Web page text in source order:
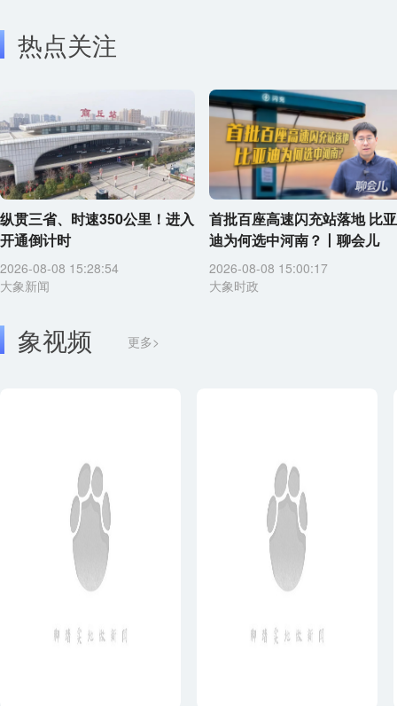
热点关注
纵贯三省、时速350公里！进入
开通倒计时
2026-08-08 15:28:54
大象新闻
首批百座高速闪充站落地 比亚
迪为何选中河南？丨聊会儿
2026-08-08 15:00:17
大象时政
象视频 更多>